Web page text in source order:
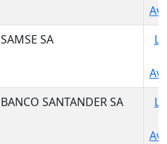
SAMSE SA
BANCO SANTANDER SA